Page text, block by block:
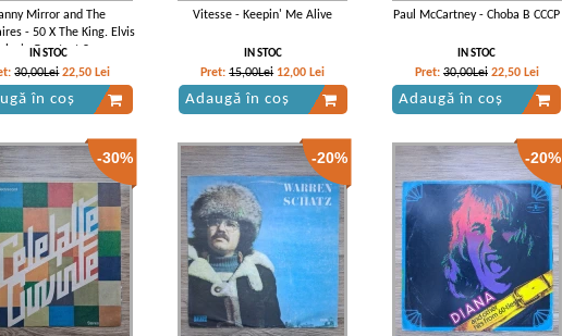
Mirror and The
- 50 X The King. Elvis
Greatest Songs
IN STOC
30,00Lei 22,50 Lei
în coș
Vitesse - Keepin' Me Alive
IN STOC
Pret:15,00Lei 12,00 Lei
Adaugă în coș
Paul McCartney - Choba B CCCP
IN STOC
Pret: 30,00Lei 22,50 Lei
Adaugă în coș
-30% -20% -20%